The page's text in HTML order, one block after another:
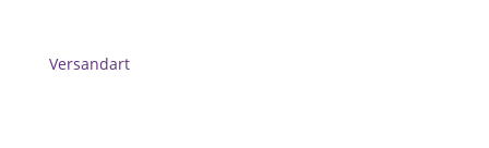
Versandart